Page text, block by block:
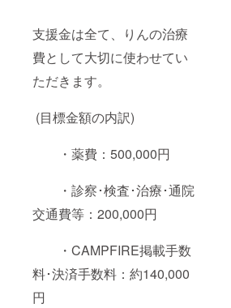
支援金は全て、りんの治療
費として大切に使わせてい
ただきます。
(目標金額の内訳)
・薬費：500,000円
・診察･検査･治療･通院
交通費等：200,000円
・CAMPFIRE掲載手数
料･決済手数料：約140,000
円